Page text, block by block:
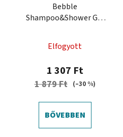
Bebble
Shampoo&Shower Gel
Görögdinnye
Elfogyott
1 307 Ft
1 879 Ft (–30 %)
BŐVEBBEN